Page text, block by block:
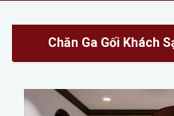
Chăn Ga Gối Khách